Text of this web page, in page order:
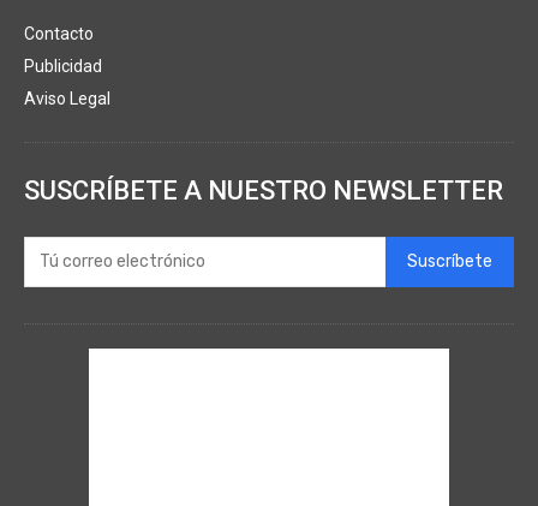
Contacto
Publicidad
Aviso Legal
SUSCRÍBETE A NUESTRO NEWSLETTER
Suscríbete